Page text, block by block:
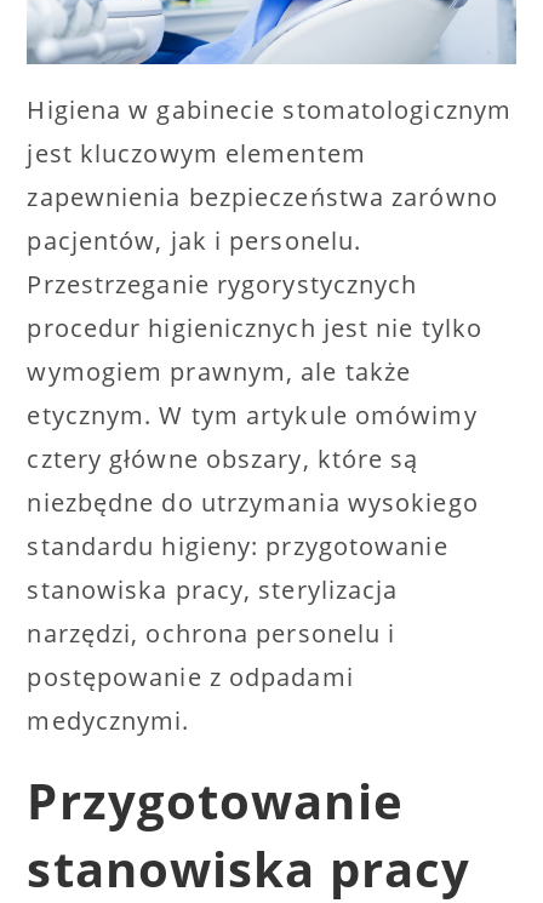
Higiena w gabinecie stomatologicznym
jest kluczowym elementem
zapewnienia bezpieczeństwa zarówno
pacjentów, jak i personelu.
Przestrzeganie rygorystycznych
procedur higienicznych jest nie tylko
wymogiem prawnym, ale także
etycznym. W tym artykule omówimy
cztery główne obszary, które są
niezbędne do utrzymania wysokiego
standardu higieny: przygotowanie
stanowiska pracy, sterylizacja
narzędzi, ochrona personelu i
postępowanie z odpadami
medycznymi.
Przygotowanie
stanowiska pracy